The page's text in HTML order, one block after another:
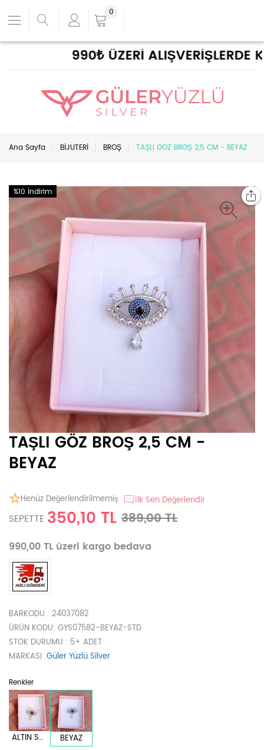
990₺ ÜZERİ ALIŞVERİŞLERDE
0
Ana Sayfa BİJUTERİ BROŞ TAŞLI GÖZ BROŞ 2,5 CM - BEYAZ
TAŞLI GÖZ BROŞ 2,5 CM -
BEYAZ
Henüz Değerlendirilmemiş İlk Sen Değerlendir
SEPETTE 350,10 TL 389,00 TL
990,00 TL üzeri kargo bedava
BARKODU : 24037082
ÜRÜN KODU: GYS07582-BEYAZ-STD
STOK DURUMU : 5+ ADET
MARKASI :Güler Yüzlü Silver
Renkler
ALTIN SARI BEYAZ
%10 İndirim